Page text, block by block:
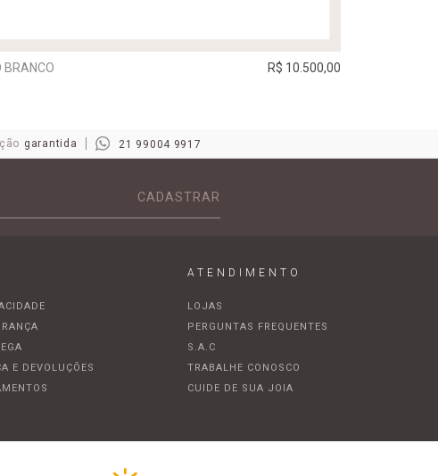
BRANCO R$ 10.500,00
garantida 21 99004 9917
CADASTRAR
E DEVOLUÇÕES
ATENDIMENTO
LOJAS
PERGUNTAS FREQUENTES
S.A.C
TRABALHE CONOSCO
CUIDE DE SUA JOIA